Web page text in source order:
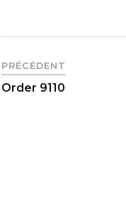
PRÉCÉDENT
Order 9110